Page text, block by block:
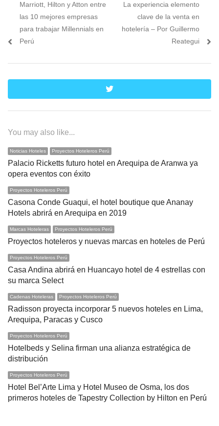
entradas
Previous
post:
Marriott, Hilton y Atton entre
las 10 mejores empresas
para trabajar Millennials en
Perú
Next
La experiencia elemento
clave de la venta en
hotelería – Por Guillermo
Reategui
twitter
You may also like...
Noticias Hoteles Proyectos Hoteleros Perú
Palacio Ricketts futuro hotel en Arequipa de Aranwa ya
opera eventos con éxito
Proyectos Hoteleros Perú
Casona Conde Guaqui, el hotel boutique que Ananay
Hotels abrirá en Arequipa en 2019
Marcas Hoteleras Proyectos Hoteleros Perú
Proyectos hoteleros y nuevas marcas en hoteles de Perú
Proyectos Hoteleros Perú
Casa Andina abrirá en Huancayo hotel de 4 estrellas con
su marca Select
Cadenas Hoteleras Proyectos Hoteleros Perú
Radisson proyecta incorporar 5 nuevos hoteles en Lima,
Arequipa, Paracas y Cusco
Proyectos Hoteleros Perú
Hotelbeds y Selina firman una alianza estratégica de
distribución
Proyectos Hoteleros Perú
Hotel Bel’Arte Lima y Hotel Museo de Osma, los dos
primeros hoteles de Tapestry Collection by Hilton en Perú